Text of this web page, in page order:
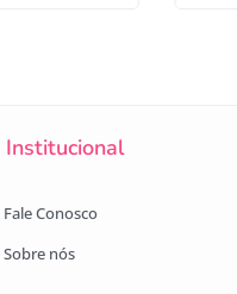
Institucional
Fale Conosco
Sobre nós